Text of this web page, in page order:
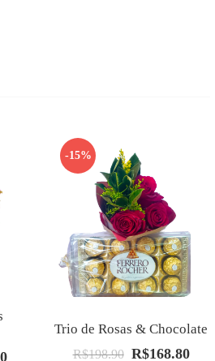
O
-15%
Trio de Rosas & Chocolate
R$198.90 O
R$168.80O